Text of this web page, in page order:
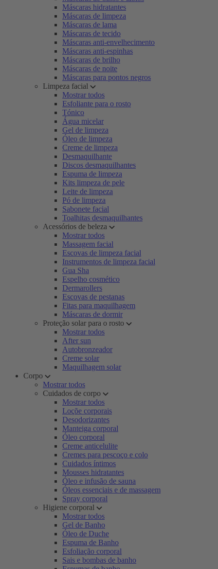
Máscaras hidratantes
Máscaras de limpeza
Máscaras de lama
Máscaras de tecido
Máscaras anti-envelhecimento
Máscaras anti-espinhas
Máscaras de brilho
Máscaras de noite
Máscaras para pontos negros
Limpeza facial
Mostrar todos
Esfoliante para o rosto
Tónico
Água micelar
Gel de limpeza
Óleo de limpeza
Creme de limpeza
Desmaquilhante
Discos desmaquilhantes
Espuma de limpeza
Kits limpeza de pele
Leite de limpeza
Pó de limpeza
Sabonete facial
Toalhitas desmaquilhantes
Acessórios de beleza
Mostrar todos
Massagem facial
Escovas de limpeza facial
Instrumentos de limpeza facial
Gua Sha
Espelho cosmético
Dermarollers
Escovas de pestanas
Fitas para maquilhagem
Máscaras de dormir
Proteção solar para o rosto
Mostrar todos
After sun
Autobronzeador
Creme solar
Maquilhagem solar
Corpo
Mostrar todos
Cuidados de corpo
Mostrar todos
Loçõe corporais
Desodorizantes
Manteiga corporal
Óleo corporal
Creme anticelulite
Cremes para pescoço e colo
Cuidados íntimos
Mousses hidratantes
Óleo e infusão de sauna
Óleos essenciais e de massagem
Spray corporal
Higiene corporal
Mostrar todos
Gel de Banho
Óleo de Duche
Espuma de Banho
Esfoliação corporal
Sais e bombas de banho